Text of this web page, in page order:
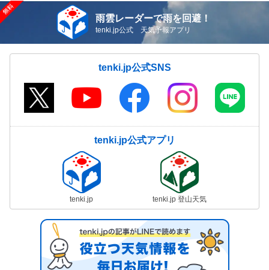
雨雲レーダーで雨を回避！
tenki.jp公式 天気予報アプリ
tenki.jp公式SNS
tenki.jp公式アプリ
tenki.jp tenki.jp 登山天気